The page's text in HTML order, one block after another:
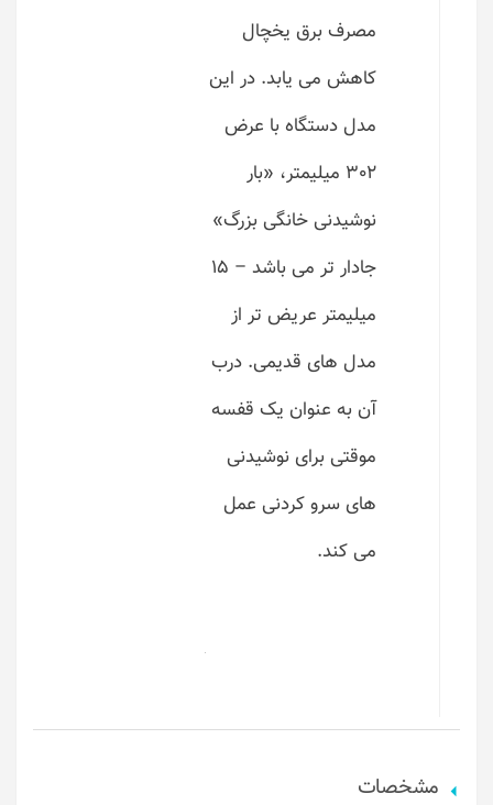
مصرف برق یخچال
کاهش می یابد. در این
مدل دستگاه با عرض
302 میلیمتر، «بار
نوشیدنی خانگی بزرگ»
جادار تر می باشد – 15
میلیمتر عریض تر از
مدل های قدیمی. درب
آن به عنوان یک قفسه
موقتی برای نوشیدنی
های سرو کردنی عمل
می کند.
مشخصات